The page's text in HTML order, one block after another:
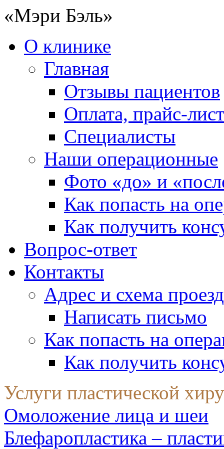
«Мэри Бэль»
О клинике
Главная
Отзывы пациентов
Оплата, прайс-лист
Специалисты
Наши операционные
Фото «до» и
Как попасть на
Как получить
Вопрос-ответ
Контакты
Адрес и схема
Написать письмо
Как попасть на
Как получить
Услуги пластической
Омоложение лица и шеи
Блефаропластика –